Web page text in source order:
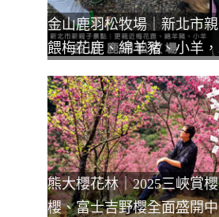
金山鹿羽松牧場｜新北市
餵梅花鹿、綿羊豬、小羊
熊大櫻花林｜2025三峽賞
櫻、富士吉野櫻全面盛開